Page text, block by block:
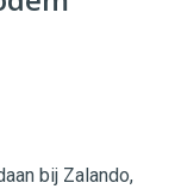
bij Zalando,